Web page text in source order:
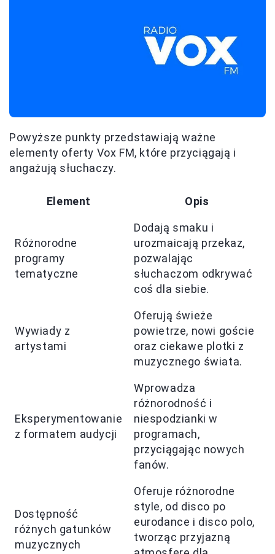
Powyższe punkty przedstawiają ważne
elementy oferty Vox FM, które przyciągają i
angażują słuchaczy.
Element Opis
Różnorodne
programy
tematyczne
Dodają smaku i
urozmaicają przekaz,
pozwalając
słuchaczom odkrywać
coś dla siebie.
Wywiady z
artystami
Oferują świeże
powietrze, nowi goście
oraz ciekawe plotki z
muzycznego świata.
Eksperymentowanie
z formatem audycji
Wprowadza
różnorodność i
niespodzianki w
programach,
przyciągając nowych
fanów.
Dostępność
różnych gatunków
muzycznych
Oferuje różnorodne
style, od disco po
eurodance i disco polo,
tworząc przyjazną